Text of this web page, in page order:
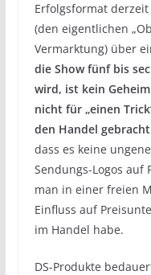
Erfolgsformat
(den eigentlichen
Vermarktung) über
die Show fünf bis
wird, ist kein
nicht für „einen
den Handel
dass es keine
Sendungs-Logos
man in einer freien
Einfluss auf
im Handel habe.
DS-Produkte